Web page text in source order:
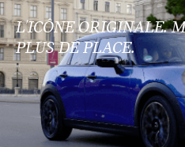
L'ICÔNE ORIGINALE.
PLUS DE PLACE.